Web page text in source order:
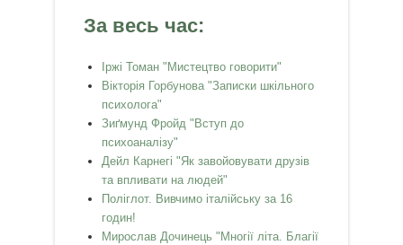
За весь час:
Іржі Томан "Мистецтво говорити"
Вікторія Горбунова "Записки шкільного
психолога"
Зиґмунд Фройд "Вступ до
психоаналізу"
Дейл Карнегі "Як завойовувати друзів
та впливати на людей"
Поліглот. Вивчимо італійську за 16
годин!
Мирослав Дочинець "Многії літа. Благії